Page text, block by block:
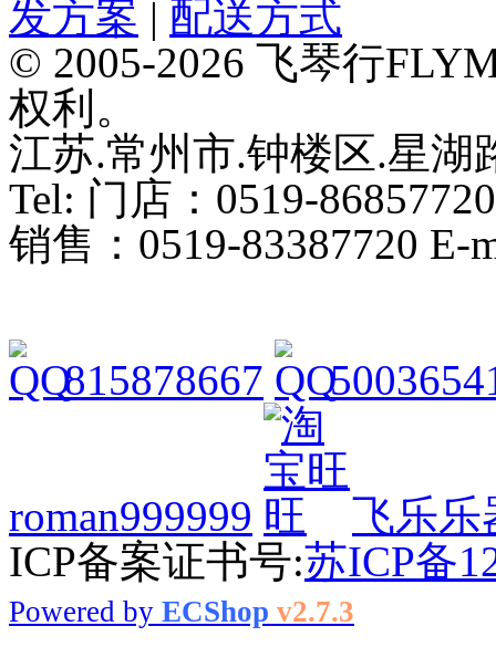
发方案 | 配送方式
© 2005-2026 飞琴行
权利。
江苏.常州市.钟楼区.星湖
Tel: 门店：0519-86857720
销售：0519-83387720 E-
815878667
roman999999
飞乐乐
ICP备案证书号:苏ICP备
Powered by ECShop v2.7.3